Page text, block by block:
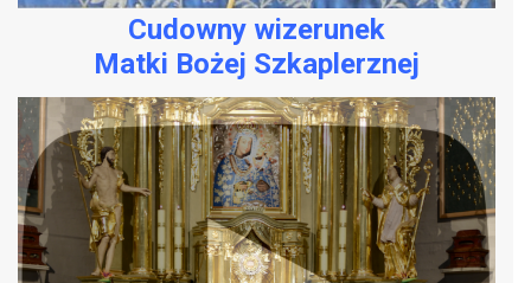
Cudowny wizerunek
Matki Bożej Szkaplerznej